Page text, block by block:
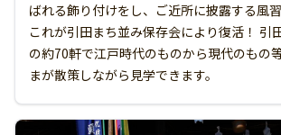
ばれる飾り付けをし、ご近所に披露する風習
これが引田まち並み保存会により復活！ 引
の約70軒で江戸時代のものから現代のもの
まが散策しながら見学できます。